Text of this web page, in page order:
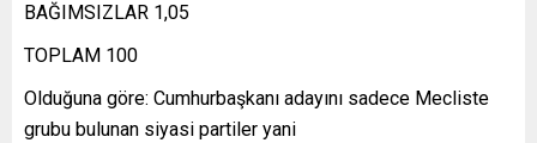
BAĞIMSIZLAR 1,05
TOPLAM 100
Olduğuna göre: Cumhurbaşkanı adayını sadece Mecliste
grubu bulunan siyasi partiler yani